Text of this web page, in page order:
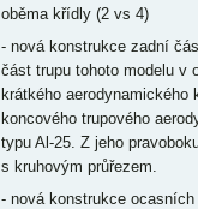
oběma křídly (2 vs 4)
- nová konstrukce zadní
část trupu tohoto modelu v
krátkého
koncového trupového
typu Al-25. Z jeho
s kruhovým průřezem.
- nová konstrukce